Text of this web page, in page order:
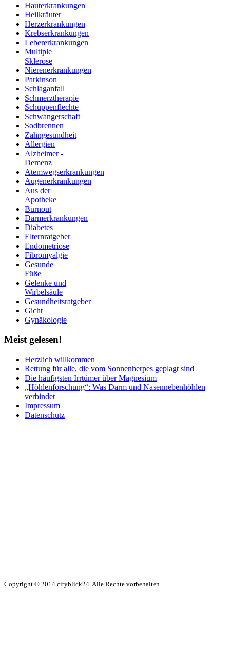
Hauterkrankungen
Heilkräuter
Herzerkrankungen
Krebserkrankungen
Lebererkrankungen
Multiple
Sklerose
Nierenerkrankungen
Parkinson
Schlaganfall
Schmerztherapie
Schuppenflechte
Schwangerschaft
Sodbrennen
Zahngesundheit
Allergien
Alzheimer -
Demenz
Atemwegserkrankungen
Augenerkrankungen
Aus der
Apotheke
Burnout
Darmerkrankungen
Diabetes
Elternratgeber
Endometriose
Fibromyalgie
Gesunde
Füße
Gelenke und
Wirbelsäule
Gesundheitsratgeber
Gicht
Gynäkologie
Meistgelesen!
Herzlich willkommen
Rettung für alle, die vom Sonnenherpes geplagt sind
Die häufigsten Irrtümer über Magnesium
„Höhlenforschung“: Was Darm und Nasennebenhöhlen
verbindet
Impressum
Datenschutz
Copyright © 2014 cityblick24. Alle Rechte vorbehalten.